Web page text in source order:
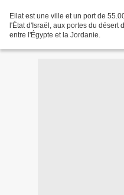
Eilat est une ville et un port de
l'État d'Israël, aux portes du désert
entre l'Égypte et la Jordanie.